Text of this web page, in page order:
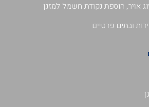
אויר, הוספת נקודת חשמל למזגן
ובתים פרטיים